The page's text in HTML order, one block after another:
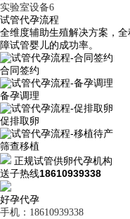
实验室设备6
试管代孕流程
全维度辅助生殖解决方案，
障试管婴儿的成功率。
合同签约
备孕调理
促排取卵
筛查移植
正规试管供卵代孕机构
送子热线18610939338
好孕代孕
手机：18610939338